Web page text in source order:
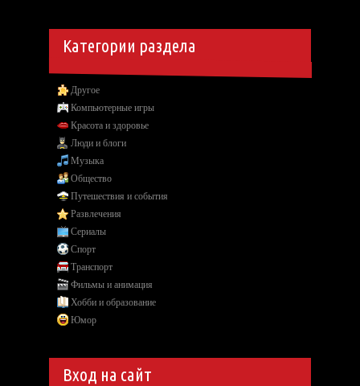
Категории раздела
Другое
Компьютерные игры
Красота и здоровье
Люди и блоги
Музыка
Общество
Путешествия и события
Развлечения
Сериалы
Спорт
Транспорт
Фильмы и анимация
Хобби и образование
Юмор
Вход на сайт